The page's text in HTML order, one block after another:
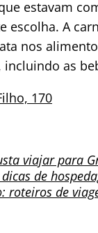
estavam
escolha. A
nos
incluindo as
170
viajar para
de
roteiros de